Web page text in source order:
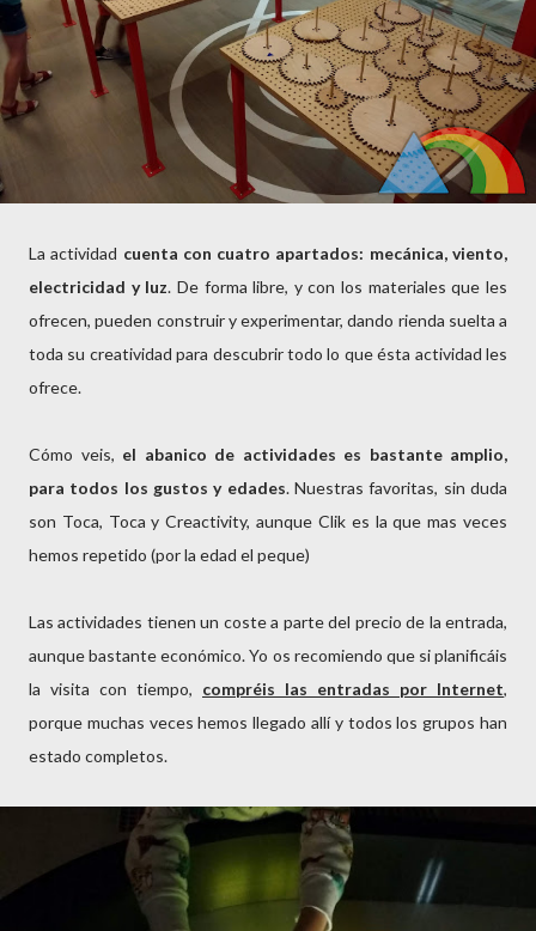
La actividad cuenta con cuatro apartados: mecánica, viento,
electricidad y luz. De forma libre, y con los materiales que les
ofrecen, pueden construir y experimentar, dando rienda suelta a
toda su creatividad para descubrir todo lo que ésta actividad les
ofrece.
Cómo veis, el abanico de actividades es bastante amplio,
para todos los gustos y edades. Nuestras favoritas, sin duda
son Toca, Toca y Creactivity, aunque Clik es la que mas veces
hemos repetido (por la edad el peque)
Las actividades tienen un coste a parte del precio de la entrada,
aunque bastante económico. Yo os recomiendo que si planificáis
la visita con tiempo, compréis las entradas por Internet,
porque muchas veces hemos llegado allí y todos los grupos han
estado completos.